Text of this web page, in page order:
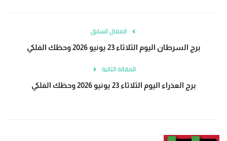
المقال السابق
برج السرطان اليوم الثلاثاء 23 يونيو 2026 وحظك الفلكي
المقالة التالية
برج العذراء اليوم الثلاثاء 23 يونيو 2026 وحظك الفلكي